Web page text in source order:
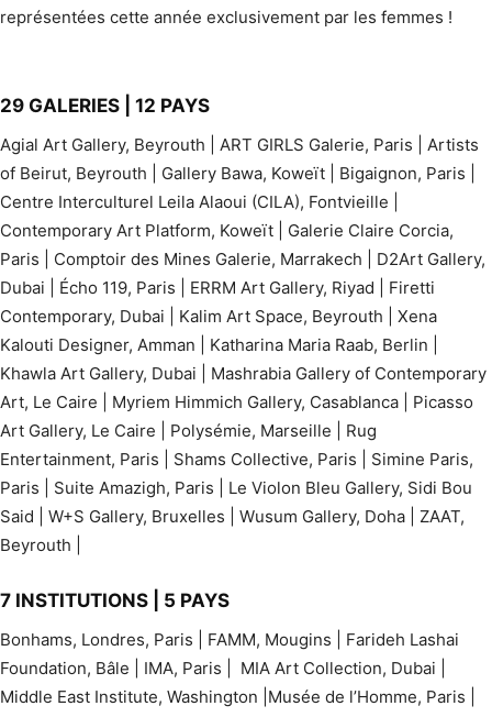
représentées cette année exclusivement par les femmes !
29 GALERIES | 12 PAYS
Agial Art Gallery, Beyrouth | ART GIRLS Galerie, Paris | Artists
of Beirut, Beyrouth | Gallery Bawa, Koweït | Bigaignon, Paris |
Centre Interculturel Leila Alaoui (CILA), Fontvieille |
Contemporary Art Platform, Koweït | Galerie Claire Corcia,
Paris | Comptoir des Mines Galerie, Marrakech | D2Art Gallery,
Dubai | Écho 119, Paris | ERRM Art Gallery, Riyad | Firetti
Contemporary, Dubai | Kalim Art Space, Beyrouth | Xena
Kalouti Designer, Amman | Katharina Maria Raab, Berlin |
Khawla Art Gallery, Dubai | Mashrabia Gallery of Contemporary
Art, Le Caire | Myriem Himmich Gallery, Casablanca | Picasso
Art Gallery, Le Caire | Polysémie, Marseille | Rug
Entertainment, Paris | Shams Collective, Paris | Simine Paris,
Paris | Suite Amazigh, Paris | Le Violon Bleu Gallery, Sidi Bou
Said | W+S Gallery, Bruxelles | Wusum Gallery, Doha | ZAAT,
Beyrouth |
7 INSTITUTIONS | 5 PAYS
Bonhams, Londres, Paris | FAMM, Mougins | Farideh Lashai
Foundation, Bâle | IMA, Paris | MIA Art Collection, Dubai |
Middle East Institute, Washington |Musée de l’Homme, Paris |